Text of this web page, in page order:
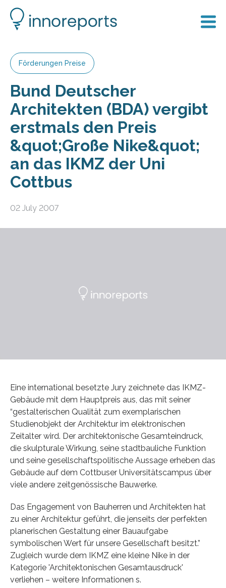
Förderungen Preise
Bund Deutscher
Architekten (BDA) vergibt
erstmals den Preis
&quot;Große Nike&quot;
an das IKMZ der Uni
Cottbus
02 July 2007
Eine international besetzte Jury zeichnete das IKMZ-
Gebäude mit dem Hauptpreis aus, das mit seiner
“gestalterischen Qualität zum exemplarischen
Studienobjekt der Architektur im elektronischen
Zeitalter wird. Der architektonische Gesamteindruck,
die skulpturale Wirkung, seine stadtbauliche Funktion
und seine gesellschaftspolitische Aussage erheben das
Gebäude auf dem Cottbuser Universitätscampus über
viele andere zeitgenössische Bauwerke.
Das Engagement von Bauherren und Architekten hat
zu einer Architektur geführt, die jenseits der perfekten
planerischen Gestaltung einer Bauaufgabe
symbolischen Wert für unsere Gesellschaft besitzt.”
Zugleich wurde dem IKMZ eine kleine Nike in der
Kategorie 'Architektonischen Gesamtausdruck'
verliehen – weitere Informationen s.